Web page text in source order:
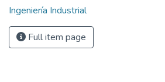
Ingeniería Industrial
Full item page